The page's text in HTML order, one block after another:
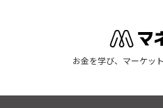
お金を学び、マーケッ